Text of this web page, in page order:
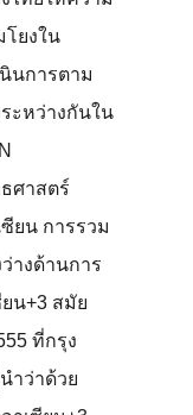
โยงใน
นการตาม
ะหว่างกันใน
ศาสตร์
ยน การรวม
างด้านการ
น+3 สมัย
ที่กรุง
ำว่าด้วย